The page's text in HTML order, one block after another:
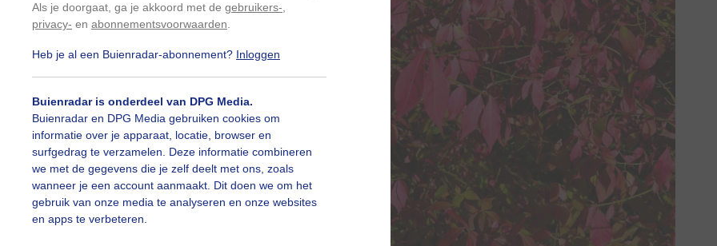
Als je doorgaat, ga je akkoord met de gebruikers-
privacy- en abonnementsvoorwaarden
Heb je al een Buienradar-abonnement? Inloggen
Buienradar is onderdeel van DPG Media.
Buienradar en DPG Media gebruiken cookies om
informatie over je apparaat, locatie, browser en
surfgedrag te verzamelen. Deze informatie combineren
we met de gegevens die je zelf deelt met ons, zoals
wanneer je een account aanmaakt. Dit doen we om het
gebruik van onze media te analyseren en onze websites
en apps te verbeteren.
Gebruik je Safari en wil je niet elke dag deze pop-up
Klikhierom dit aan te passen